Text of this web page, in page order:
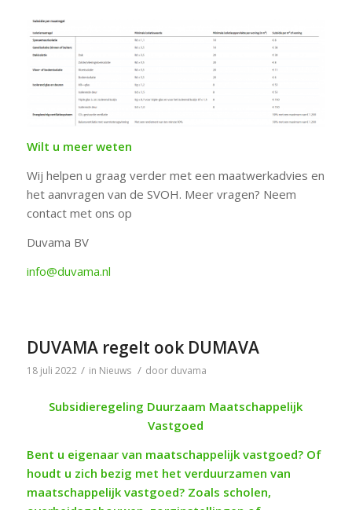
Wilt u meer weten
Wij helpen u graag verder met een maatwerkadvies en
het aanvragen van de SVOH. Meer vragen? Neem
contact met ons op
Duvama BV
info@duvama.nl
DUVAMA regelt ook DUMAVA
18 juli 2022 / in Nieuws / door duvama
Subsidieregeling Duurzaam Maatschappelijk
Vastgoed
Bent u eigenaar van maatschappelijk vastgoed? Of
houdt u zich bezig met het verduurzamen van
maatschappelijk vastgoed? Zoals scholen,